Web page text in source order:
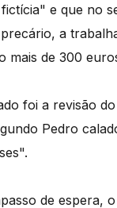
fictícia" e que no
a
mais de 300
foi a revisão
Pedro
de espera,